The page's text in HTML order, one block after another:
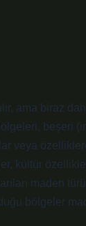
ama biraz
beşeri
veya
kültür
maden
bölgeler